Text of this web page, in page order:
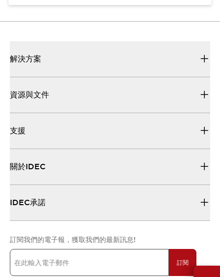
解決方案
資源與文件
支援
關於IDEC
IDEC承諾
訂閱我們的電子報，獲取我們的最新訊息!
訂閱